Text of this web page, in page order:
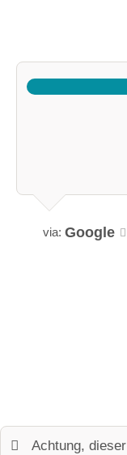
via: Google
Achtung,